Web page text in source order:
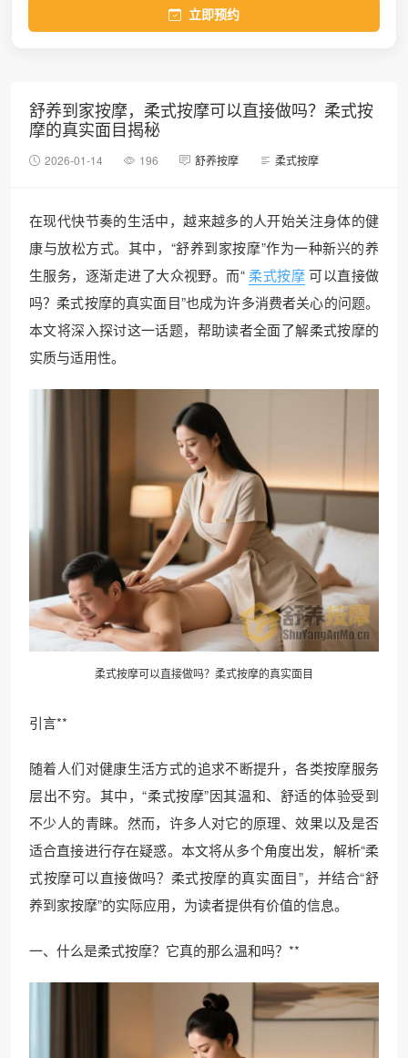
立即预约
舒养到家按摩，柔式按摩可以直接做吗？柔式按
摩的真实面目揭秘
2026-01-14 196 舒养按摩 柔式按摩
在现代快节奏的生活中，越来越多的人开始关注身体的健
康与放松方式。其中，“舒养到家按摩”作为一种新兴的养
生服务，逐渐走进了大众视野。而“柔式按摩可以直接做
吗？柔式按摩的真实面目”也成为许多消费者关心的问题。
本文将深入探讨这一话题，帮助读者全面了解柔式按摩的
实质与适用性。
柔式按摩可以直接做吗？柔式按摩的真实面目
引言**
随着人们对健康生活方式的追求不断提升，各类按摩服务
层出不穷。其中，“柔式按摩”因其温和、舒适的体验受到
不少人的青睐。然而，许多人对它的原理、效果以及是否
适合直接进行存在疑惑。本文将从多个角度出发，解析“柔
式按摩可以直接做吗？柔式按摩的真实面目”，并结合“舒
养到家按摩”的实际应用，为读者提供有价值的信息。
一、什么是柔式按摩？它真的那么温和吗？**